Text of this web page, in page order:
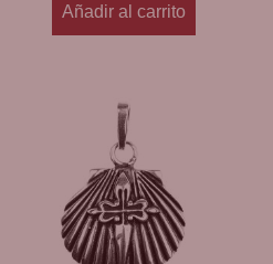
Añadir al carrito